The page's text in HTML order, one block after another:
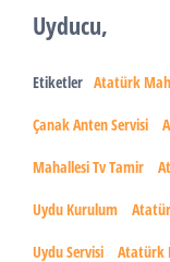
Uyducu,
Etiketler Atatürk
Çanak Anten Servisi
Mahallesi Tv Tamir
Uydu Kurulum
Uydu Servisi Atatürk